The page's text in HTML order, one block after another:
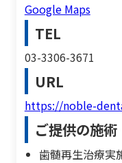
Google Maps
TEL
03-3306-3671
URL
https://noble-
ご提供の施
歯髄再生治療実